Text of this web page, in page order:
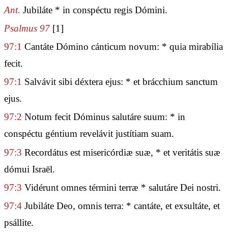
Ant. Jubiláte * in conspéctu regis Dómini.
Psalmus 97 [1]
97:1 Cantáte Dómino cánticum novum: * quia mirabília
fecit.
97:1 Salvávit sibi déxtera ejus: * et brácchium sanctum
ejus.
97:2 Notum fecit Dóminus salutáre suum: * in
conspéctu géntium revelávit justítiam suam.
97:3 Recordátus est misericórdiæ suæ, * et veritátis suæ
dómui Israël.
97:3 Vidérunt omnes términi terræ * salutáre Dei nostri.
97:4 Jubiláte Deo, omnis terra: * cantáte, et exsultáte, et
psállite.